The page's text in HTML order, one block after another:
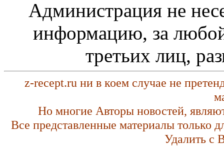
Администрация не
информацию, за любой
третьих лиц,
z-recept.ru ни в коем случае не
Но многие Авторы новостей,
Все представленные материалы только
Удалить с